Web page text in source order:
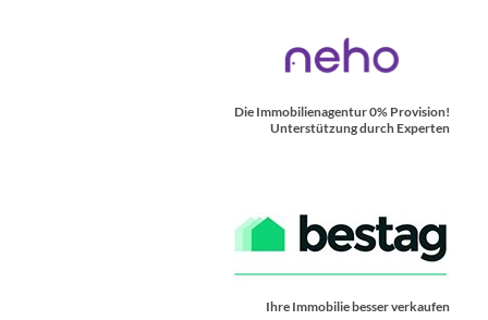
Die Immobilienagentur 0% Provision!
Unterstützung durch Experten
Ihre Immobilie besser verkaufen